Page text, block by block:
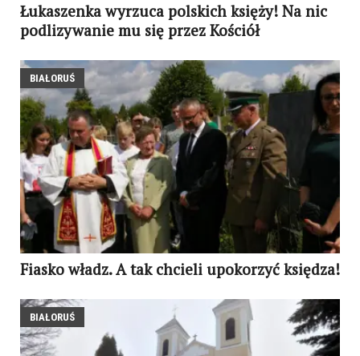
Łukaszenka wyrzuca polskich księży! Na nic
podlizywanie mu się przez Kościół
BIAŁORUŚ
Fiasko władz. A tak chcieli upokorzyć księdza!
BIAŁORUŚ